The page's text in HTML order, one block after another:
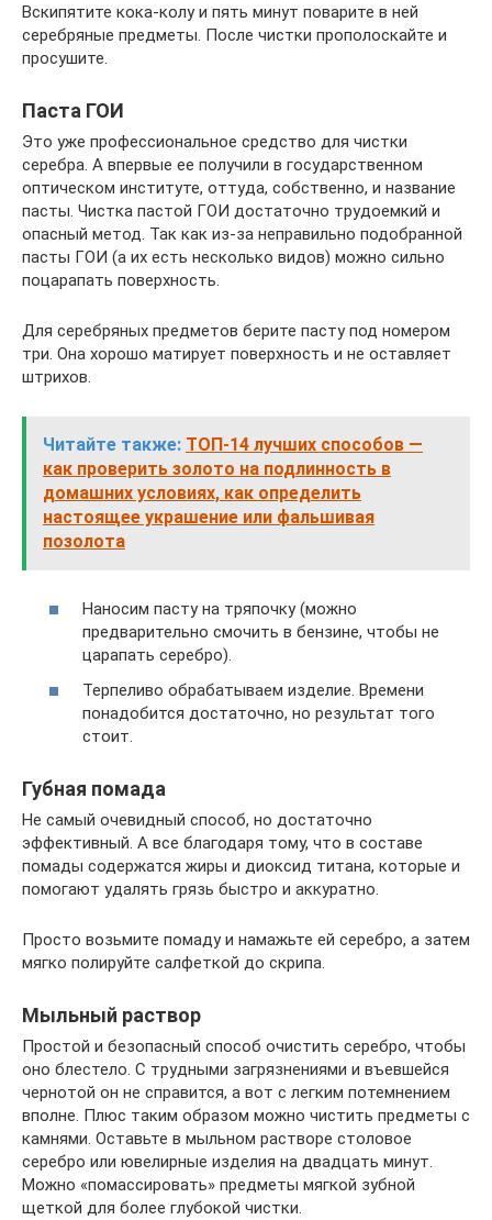
Вскипятите кока-колу и пять минут поварите в ней
серебряные предметы. После чистки прополоскайте и
просушите.
Паста ГОИ
Это уже профессиональное средство для чистки
серебра. А впервые ее получили в государственном
оптическом институте, оттуда, собственно, и название
пасты. Чистка пастой ГОИ достаточно трудоемкий и
опасный метод. Так как из-за неправильно подобранной
пасты ГОИ (а их есть несколько видов) можно сильно
поцарапать поверхность.
Для серебряных предметов берите пасту под номером
три. Она хорошо матирует поверхность и не оставляет
штрихов.
Читайте также: ТОП-14 лучших способов —
как проверить золото на подлинность в
домашних условиях, как определить
настоящее украшение или фальшивая
позолота
Наносим пасту на тряпочку (можно
предварительно смочить в бензине, чтобы не
царапать серебро).
Терпеливо обрабатываем изделие. Времени
понадобится достаточно, но результат того
стоит.
Губная помада
Не самый очевидный способ, но достаточно
эффективный. А все благодаря тому, что в составе
помады содержатся жиры и диоксид титана, которые и
помогают удалять грязь быстро и аккуратно.
Просто возьмите помаду и намажьте ей серебро, а затем
мягко полируйте салфеткой до скрипа.
Мыльный раствор
Простой и безопасный способ очистить серебро, чтобы
оно блестело. С трудными загрязнениями и въевшейся
чернотой он не справится, а вот с легким потемнением
вполне. Плюс таким образом можно чистить предметы с
камнями. Оставьте в мыльном растворе столовое
серебро или ювелирные изделия на двадцать минут.
Можно «помассировать» предметы мягкой зубной
щеткой для более глубокой чистки.